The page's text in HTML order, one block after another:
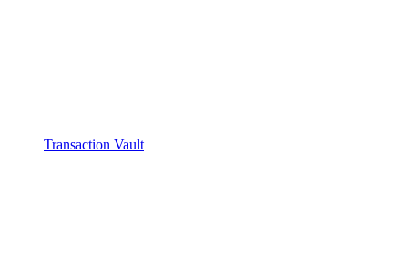
Transaction Vault